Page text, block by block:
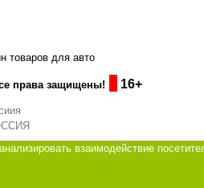
права защищены! 16+
взаимодействие